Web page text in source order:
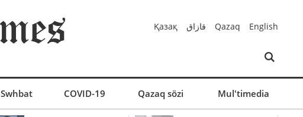
Қазақ قازاق Qazaq English
Swhbat COVID-19 Qazaq sözi Mul'timedia